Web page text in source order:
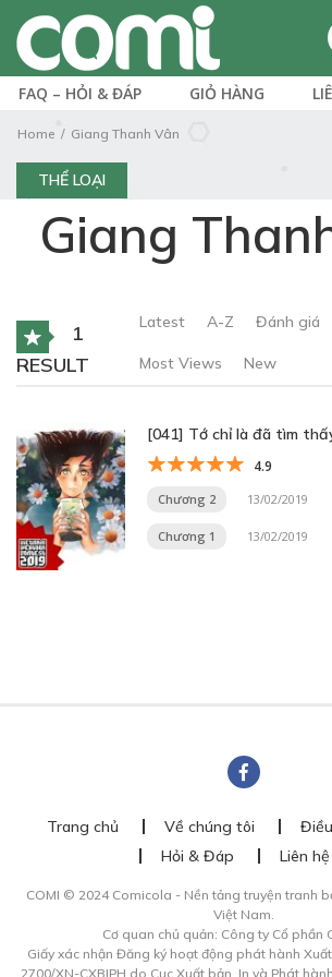
FAQ – HỎI & ĐÁP GIỎ HÀNG
Home Giang Thanh Vân
THỂ LOẠI
Giang
1
RESULT
Latest A-Z Đánh giá
Most Views New
[041] Tớ chỉ là đã tìm
4.9
Chương 2 13/02/2019
Chương 1 13/02/2019
Trang chủ Về chúng tôi
Hỏi & Đáp
Liên hệ
COMI © 2024 Comicola - Nền tảng truyện tranh
Việt Nam.
Cơ quan chủ quản: Công ty Cổ phần
Giấy xác nhận Đăng ký hoạt động phát hành
2700/XN-CXBIPH do Cục Xuất bản, In và Phát